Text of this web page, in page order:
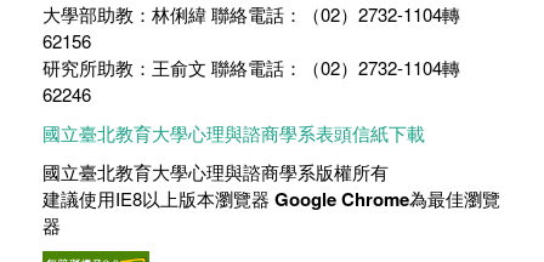
大學部助教：林俐緯 聯絡電話：（02）2732-1104轉
62156
研究所助教：王俞文 聯絡電話：（02）2732-1104轉
62246
國立臺北教育大學心理與諮商學系表頭信紙下載
國立臺北教育大學心理與諮商學系版權所有
建議使用IE8以上版本瀏覽器 Google Chrome為最佳瀏覽
器